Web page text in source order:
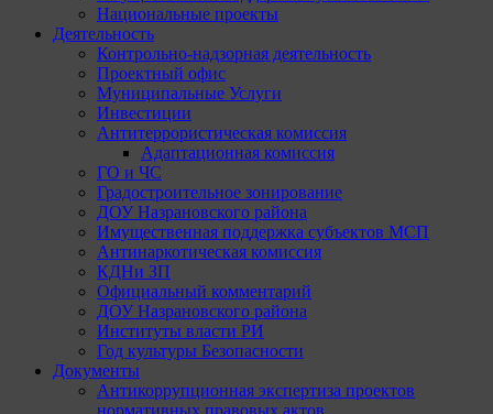
Национальные проекты
Деятельность
Контрольно-надзорная деятельность
Проектный офис
Муниципальные Услуги
Инвестиции
Антитеррористическая комиссия
Адаптационная комиссия
ГО и ЧС
Градостроительное зонирование
ДОУ Назрановского района
Имущественная поддержка субъектов МСП
Антинаркотическая комиссия
КДНи ЗП
Официальный комментарий
ДОУ Назрановского района
Институты власти РИ
Год культуры Безопасности
Документы
Антикоррупционная экспертиза проектов
нормативных правовых актов